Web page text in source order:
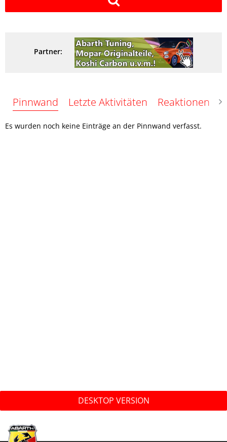
Partner:
Pinnwand Letzte Aktivitäten Reaktionen
Es wurden noch keine Einträge an der Pinnwand verfasst.
DESKTOP VERSION